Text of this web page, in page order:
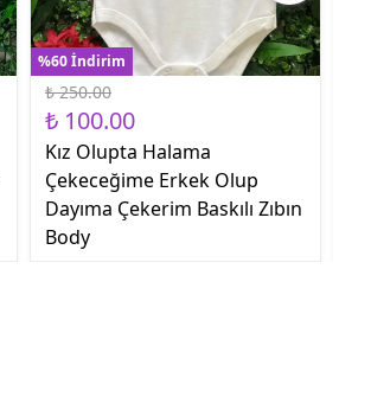
%60 İndirim
₺ 250.00
₺ 100.00
Kız Olupta Halama
Çekeceğime Erkek Olup
Dayıma Çekerim Baskılı Zıbın
Body